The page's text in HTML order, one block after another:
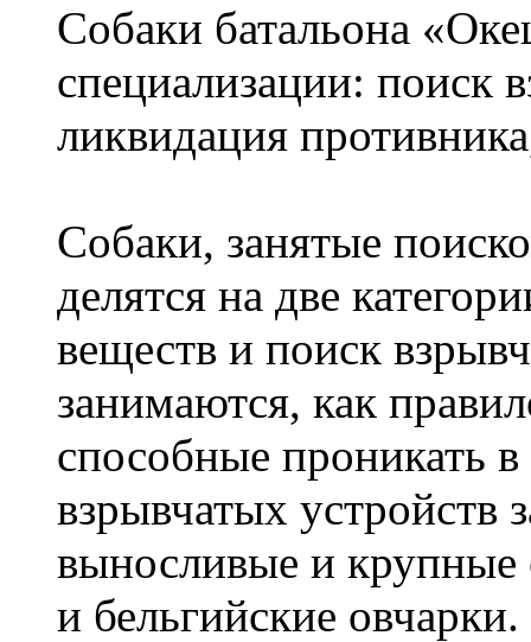
Собаки батальона
специализации: поиск
ликвидация
Собаки, занятые
делятся на две
веществ и поиск
занимаются, как
способные проникать
взрывчатых устройств
выносливые и крупные
и бельгийские овчарки.